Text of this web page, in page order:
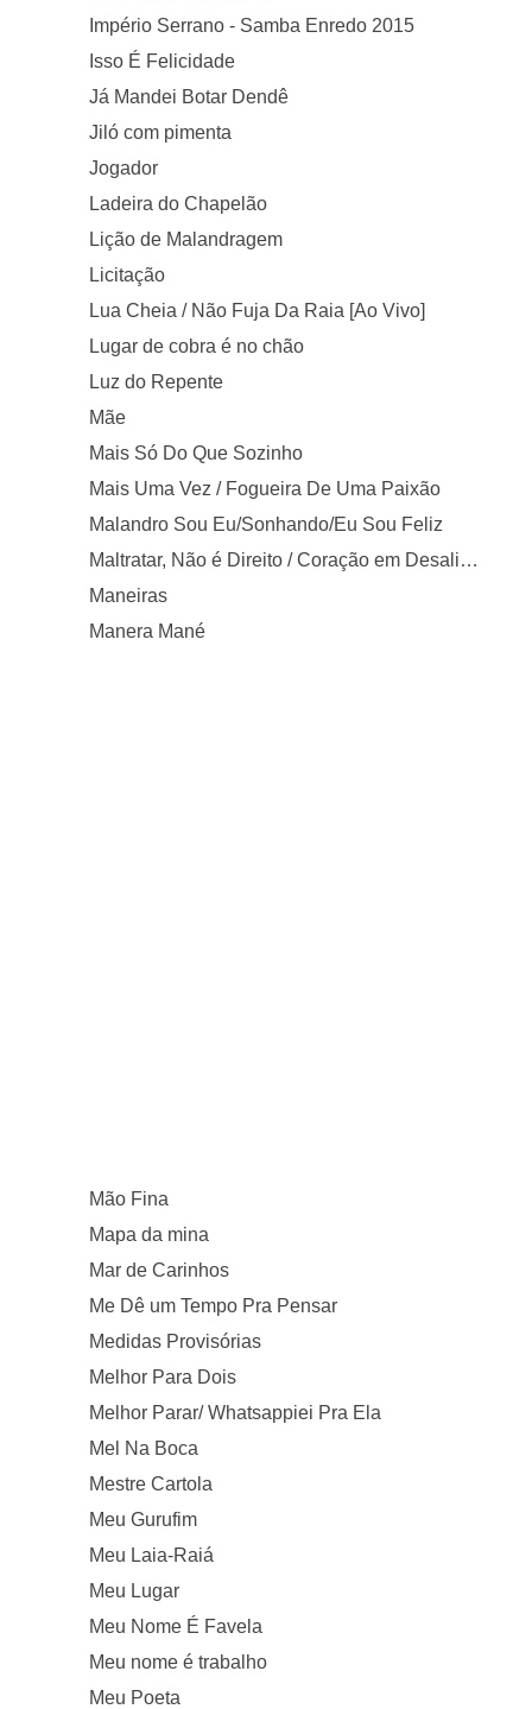
Império Serrano - Samba Enredo 2015
Isso É Felicidade
Já Mandei Botar Dendê
Jiló com pimenta
Jogador
Ladeira do Chapelão
Lição de Malandragem
Licitação
Lua Cheia / Não Fuja Da Raia [Ao Vivo]
Lugar de cobra é no chão
Luz do Repente
Mãe
Mais Só Do Que Sozinho
Mais Uma Vez / Fogueira De Uma Paixão
Malandro Sou Eu/Sonhando/Eu Sou Feliz
Maltratar, Não é Direito / Coração em Desalinho
Maneiras
Manera Mané
Mão Fina
Mapa da mina
Mar de Carinhos
Me Dê um Tempo Pra Pensar
Medidas Provisórias
Melhor Para Dois
Melhor Parar/ Whatsappiei Pra Ela
Mel Na Boca
Mestre Cartola
Meu Gurufim
Meu Laia-Raiá
Meu Lugar
Meu Nome É Favela
Meu nome é trabalho
Meu Poeta